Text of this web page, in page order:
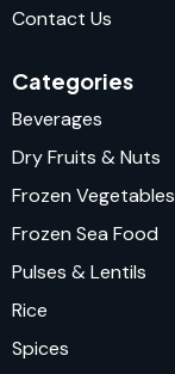
Contact Us
Categories
Beverages
Dry Fruits & Nuts
Frozen Vegetables
Frozen Sea Food
Pulses & Lentils
Rice
Spices